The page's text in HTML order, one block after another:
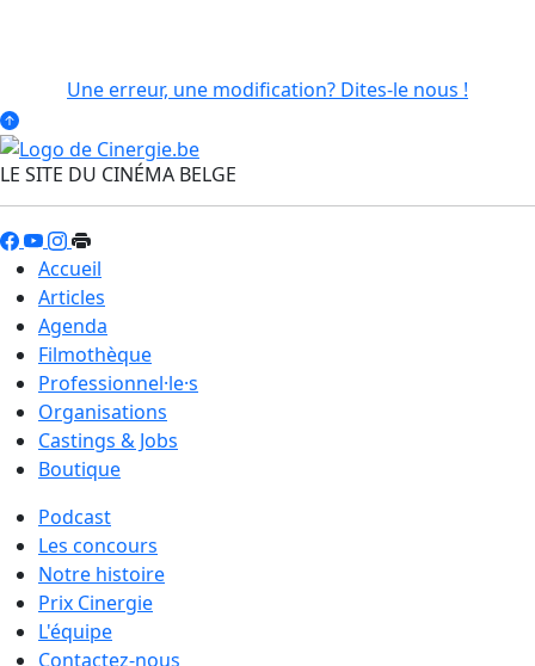
Une erreur, une modification? Dites-le nous !
LE SITE DU CINÉMA BELGE
Accueil
Articles
Agenda
Filmothèque
Professionnel·le·s
Organisations
Castings & Jobs
Boutique
Podcast
Les concours
Notre histoire
Prix Cinergie
L'équipe
Contactez-nous